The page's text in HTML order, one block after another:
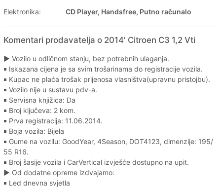
Elektronika:
CD Player, Handsfree, Putno računalo
Komentari prodavatelja o 2014' Citroen C3 1,2 Vti
► Vozilo u odličnom stanju, bez potrebnih ulaganja.
￭ Iskazana cijena je sa svim trošarinama do registracije vozila.
￭ Kupac ne plaća trošak prijenosa vlasništva(upravnu pristojbu).
￭ Vozilo nije u sustavu pdv-a.
￭ Servisna knjižica: Da
￭ Broj ključeva: 2 kom.
￭ Prva registracija: 11.06.2014.
￭ Boja vozila: Bijela
￭ Gume na vozilu: GoodYear, 4Season, DOT4123, dimenzije: 195/
55 R16.
￭ Broj šasije vozila i CarVertical izvješće dostupno na upit.
► Od dodatne opreme izdvajamo:
￭ Led dnevna svjetla